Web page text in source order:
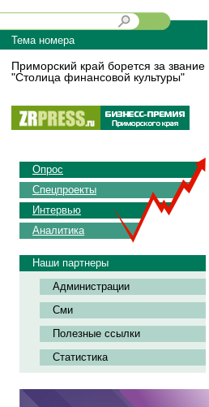
Тема номера
Приморский край борется за звание
"Столица финансовой культуры"
Опрос
Спецпроекты
Интервью
Аналитика
Наши партнеры
Администрации
Сми
Полезные ссылки
Статистика